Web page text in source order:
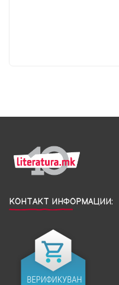
КОНТАКТ ИНФОРМАЦИИ: